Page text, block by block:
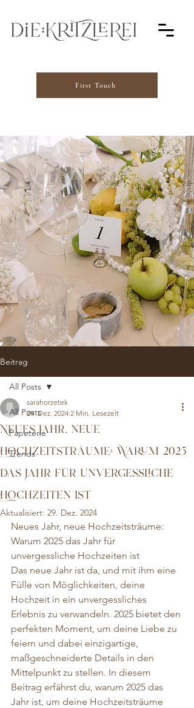
First Touch
Beitrag
All Posts
Papeterie
Trends
All Posts
Neues Jahr, neue
Hochzeitsträume: Warum 2025
das Jahr für unvergessliche
Hochzeiten ist
sarahorzetek
29. Dez. 2024 2 Min. Lesezeit
Aktualisiert: 29. Dez. 2024
Neues Jahr, neue Hochzeitsträume:
Warum 2025 das Jahr für
unvergessliche Hochzeiten ist
Das neue Jahr ist da, und mit ihm eine
Fülle von Möglichkeiten, deine
Hochzeit in ein unvergessliches
Erlebnis zu verwandeln. 2025 bietet den
perfekten Moment, um deine Liebe zu
feiern und dabei einzigartige,
maßgeschneiderte Details in den
Mittelpunkt zu stellen. In diesem
Beitrag erfährst du, warum 2025 das
Jahr ist, um deine Hochzeitsträume